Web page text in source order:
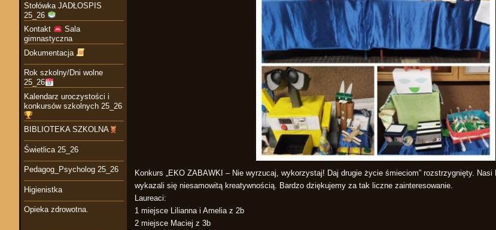
Konkurs „EKO ZABAWKI – Nie wyrzucaj, wykorzystaj! Daj drugie życie śmieciom” rozstrzygnięty.
wykazali się niesamowitą kreatywnością. Bardzo dziękujemy za tak liczne zainteresowanie.
Laureaci:
1 miejsce Lilianna i Amelia z 2b
2 miejsce Maciej z 3b
Stołówka JADŁOSPIS
25_26
Kontakt
Sala
gimnastyczna
Dokumentacja
Rok szkolny/Dni wolne
25_26
Kalendarz uroczystości i
konkursów szkolnych 25_26
BIBLIOTEKA SZKOLNA
Świetlica 25_26
Pedagog_Psycholog 25_26
Higienistka
Opieka zdrowotna.